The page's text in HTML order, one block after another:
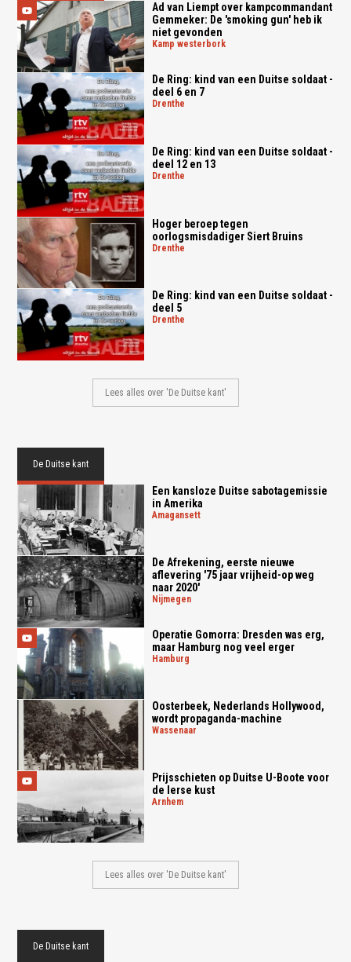
Ad van Liempt over kampcommandant
Gemmeker: De 'smoking gun' heb ik
niet gevonden
kamp westerbork
De Ring: kind van een Duitse soldaat -
deel 6 en 7
drenthe
De Ring: kind van een Duitse soldaat -
deel 12 en 13
drenthe
Hoger beroep tegen
oorlogsmisdadiger Siert Bruins
drenthe
De Ring: kind van een Duitse soldaat -
deel 5
drenthe
Lees alles over 'De Duitse kant'
De Duitse kant
Een kansloze Duitse sabotagemissie
in Amerika
amagansett
De Afrekening, eerste nieuwe
aflevering '75 jaar vrijheid-op weg
naar 2020'
nijmegen
Operatie Gomorra: Dresden was erg,
maar Hamburg nog veel erger
hamburg
Oosterbeek, Nederlands Hollywood,
wordt propaganda-machine
wassenaar
Prijsschieten op Duitse U-Boote voor
de Ierse kust
arnhem
Lees alles over 'De Duitse kant'
De Duitse kant